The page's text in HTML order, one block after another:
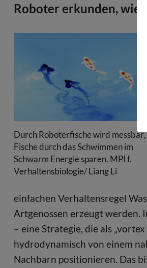
Roboter erkunden, wie
Durch Roboterfische wird
Fische durch das Schwimmen im
Schwarm Energie sparen. MPI f.
Verhaltensbiologie/ Liang Li
einfachen Verhaltensregel
Artgenossen erzeugt werden.
– eine Strategie, die als
hydrodynamisch von einem
Nachbarn positionieren. Das